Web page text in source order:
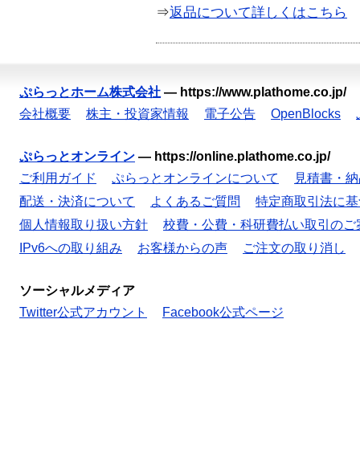
⇒返品について詳しくはこちら
ぷらっとホーム株式会社 — https://www.plathome.co.jp/
会社概要
株主・投資家情報 電子公告 OpenBlocks
ぷらっとオンライン — https://online.plathome.co.jp/
ご利用ガイド
ぷらっとオンラインについて
見積書・
配送・決済について
よくあるご質問
特定商取引法に
個人情報取り扱い方針
校費・公費・科研費払い取引のご
IPv6への取り組み
お客様からの声 ご注文の取り消し
ソーシャルメディア
Twitter公式アカウント
Facebook公式ページ